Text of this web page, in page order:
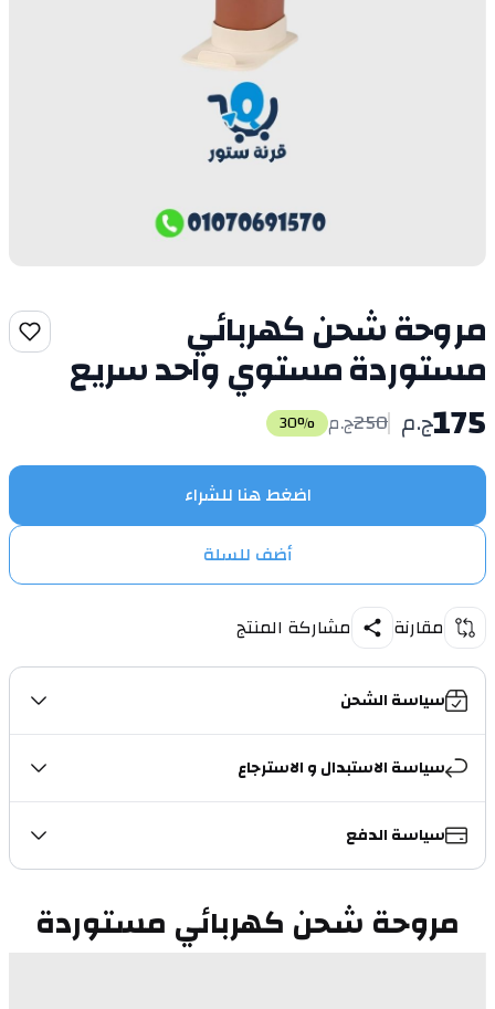
مروحة شحن كهربائي
مستوردة مستوي واحد سريع
175ج.م 250ج.م 30%
اضغط هنا للشراء
أضف للسلة
مقارنة مشاركة المنتج
سياسة الشحن
سياسة الاستبدال و الاسترجاع
سياسة الدفع
مروحة شحن كهربائي مستوردة